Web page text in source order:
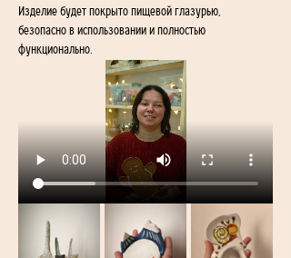
Изделие будет покрыто пищевой глазурью,
безопасно в использовании и полностью
функционально.